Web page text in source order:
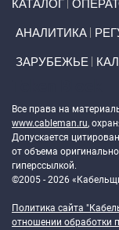
КАТАЛОГ
АНАЛИТИКА
ЗАРУБЕЖЬЕ
Все права на
www.cableman.ru,
Допускается
от объема
гиперссылкой.
©2005 - 2026
Политика сайта
отношении обработки